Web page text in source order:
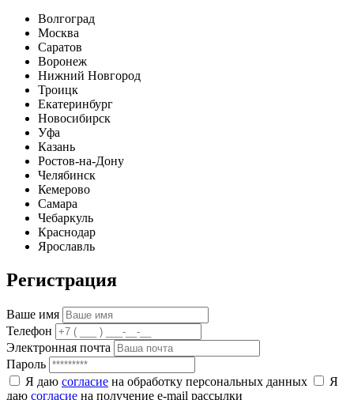
Волгоград
Москва
Саратов
Воронеж
Нижний Новгород
Троицк
Екатеринбург
Новосибирск
Уфа
Казань
Ростов-на-Дону
Челябинск
Кемерово
Самара
Чебаркуль
Краснодар
Ярославль
Регистрация
Ваше имя
Телефон
Электронная почта
Пароль
Я даю согласие на обработку персональных данных
Я
даю согласие на получение e-mail рассылки